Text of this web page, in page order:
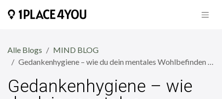
Alle Blogs
MIND BLOG
Gedankenhygiene – wie du dein mentales Wohlbefinden stärkst
Gedankenhygiene – wie